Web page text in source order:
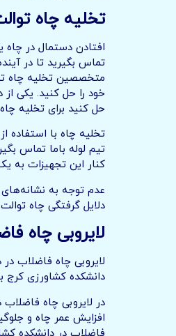
تخلیه چاه
افتادن دستمال در
تماس بگیرید تا در
متخصصین تخلیه چاه
خود را حل کنید. یکی
حل کنید برای تخلیه
تخلیه چاه با
تیم لوله باما تماس
کنار این تجهیزات به
عدم توجه به نشانه‌های
دلایل گرفتگی چاه
لایروبی چاه
لایروبی چاه فاضلاب
دانشکده کشاورزی کرج
در لایروبی چاه
افزایش عمر چاه و